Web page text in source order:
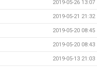
2019-05-26 13:07
2019-05-21 21:32
2019-05-20 08:45
2019-05-20 08:43
2019-05-13 21:03